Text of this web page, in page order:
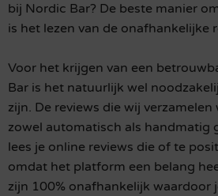
bij Nordic Bar? De beste manier
is het lezen van de onafhankelijke
Voor het krijgen van een
Bar is het natuurlijk wel
zijn. De reviews die wij
zowel automatisch als handmatig
lees je online reviews die of te
omdat het platform een belang
zijn 100% onafhankelijk waardoor